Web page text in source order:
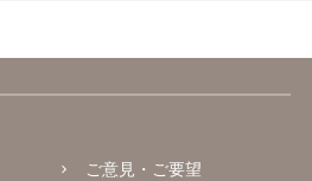
ご意見・ご要望